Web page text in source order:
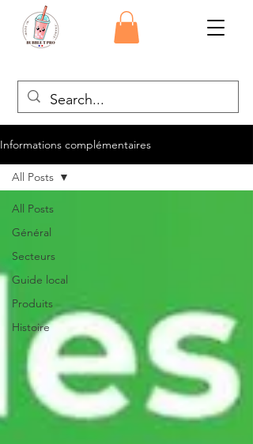
Informations complémentaires
All Posts
Général
Secteurs
Guide local
Produits
Histoire
All Posts